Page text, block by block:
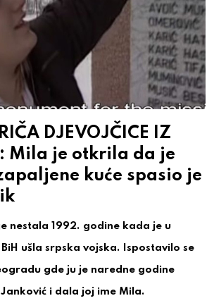
DJEVOJČICE IZ
Mila je otkrila da je
kuće spasio je
nestala 1992. godine kada je u
ušla srpska vojska. Ispostavilo se
gde ju je naredne godine
i dala joj ime Mila.